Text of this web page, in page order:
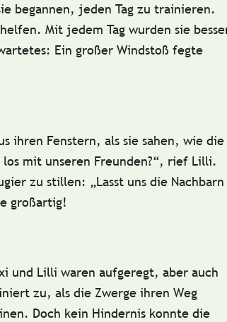
begannen, jeden Tag zu trainieren.
Mit jedem Tag wurden sie
Ein großer Windstoß fegte
ihren Fenstern, als sie sahen, wie die
los mit unseren Freunden?“, rief Lilli.
zu stillen: „Lasst uns die Nachbarn
großartig!
und Lilli waren aufgeregt, aber auch
zu, als die Zwerge ihren Weg
Doch kein Hindernis konnte die